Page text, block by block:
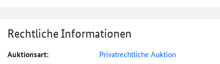
Rechtliche Informationen
Auktionsart: Privatrechtliche Auktion